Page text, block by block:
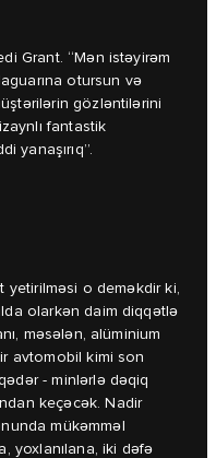
Grant. “Mən istəyirəm
otursun və
gözləntilərini
fantastik
yanaşırıq”.
yetirilməsi o deməkdir ki,
olarkən daim diqqətlə
məsələn, alüminium
avtomobil kimi son
- minlərlə dəqiq
keçəcək. Nadir
mükəmməl
yoxlanılana, iki dəfə